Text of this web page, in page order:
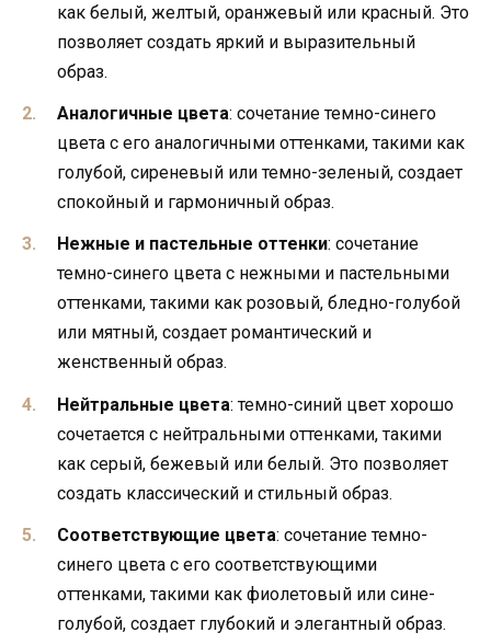
как белый, желтый, оранжевый или красный. Это
позволяет создать яркий и выразительный
образ.
Аналогичные цвета: сочетание темно-синего
цвета с его аналогичными оттенками, такими как
голубой, сиреневый или темно-зеленый, создает
спокойный и гармоничный образ.
Нежные и пастельные оттенки: сочетание
темно-синего цвета с нежными и пастельными
оттенками, такими как розовый, бледно-голубой
или мятный, создает романтический и
женственный образ.
Нейтральные цвета: темно-синий цвет хорошо
сочетается с нейтральными оттенками, такими
как серый, бежевый или белый. Это позволяет
создать классический и стильный образ.
Соответствующие цвета: сочетание темно-
синего цвета с его соответствующими
оттенками, такими как фиолетовый или сине-
голубой, создает глубокий и элегантный образ.